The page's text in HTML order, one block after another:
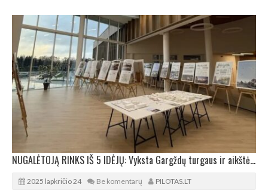
NUGALĖTOJĄ RINKS IŠ 5 IDĖJŲ: Vyksta Gargždų turgaus ir aikštės šalia jo architektūros konkursas
2025 lapkričio 24 Be komentarų PILOTAS.LT